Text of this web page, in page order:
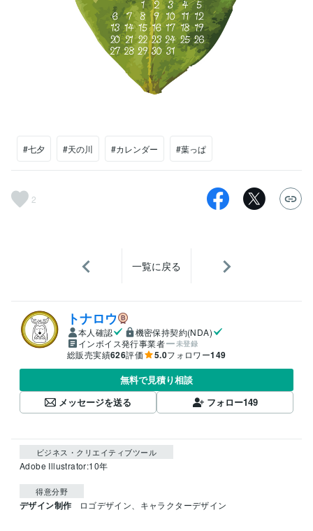
#七夕 #天の川 #カレンダー #葉っぱ
2
一覧に戻る
トナロウ
本人確認
機密保持契約(NDA)
インボイス発行事業者
未登録
総販売実績626評価 5.0フォロワー149
無料で見積り相談
メッセージを送る
フォロー149
ビジネス・クリエイティブツール
Adobe Illustrator:10年
得意分野
デザイン制作 ロゴデザイン、キャラクターデザイン